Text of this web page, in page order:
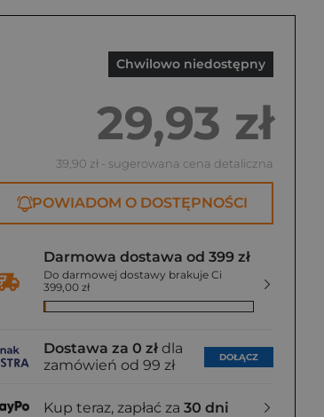
Chwilowo niedostępny
29,93 zł
39,90 zł - sugerowana cena detaliczna
POWIADOM O DOSTĘPNOŚCI
Darmowa dostawa od 399 zł
Do darmowej dostawy brakuje Ci
399,00 zł
Dostawa za 0 zł dla
zamówień od 99 zł
DOŁĄCZ
Kup teraz, zapłać za 30 dni